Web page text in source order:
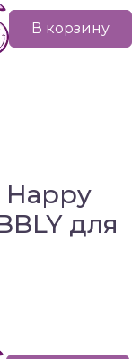
В корзину
для